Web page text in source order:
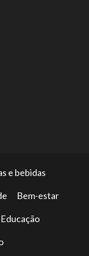
e bebidas
Bem-estar
Educação